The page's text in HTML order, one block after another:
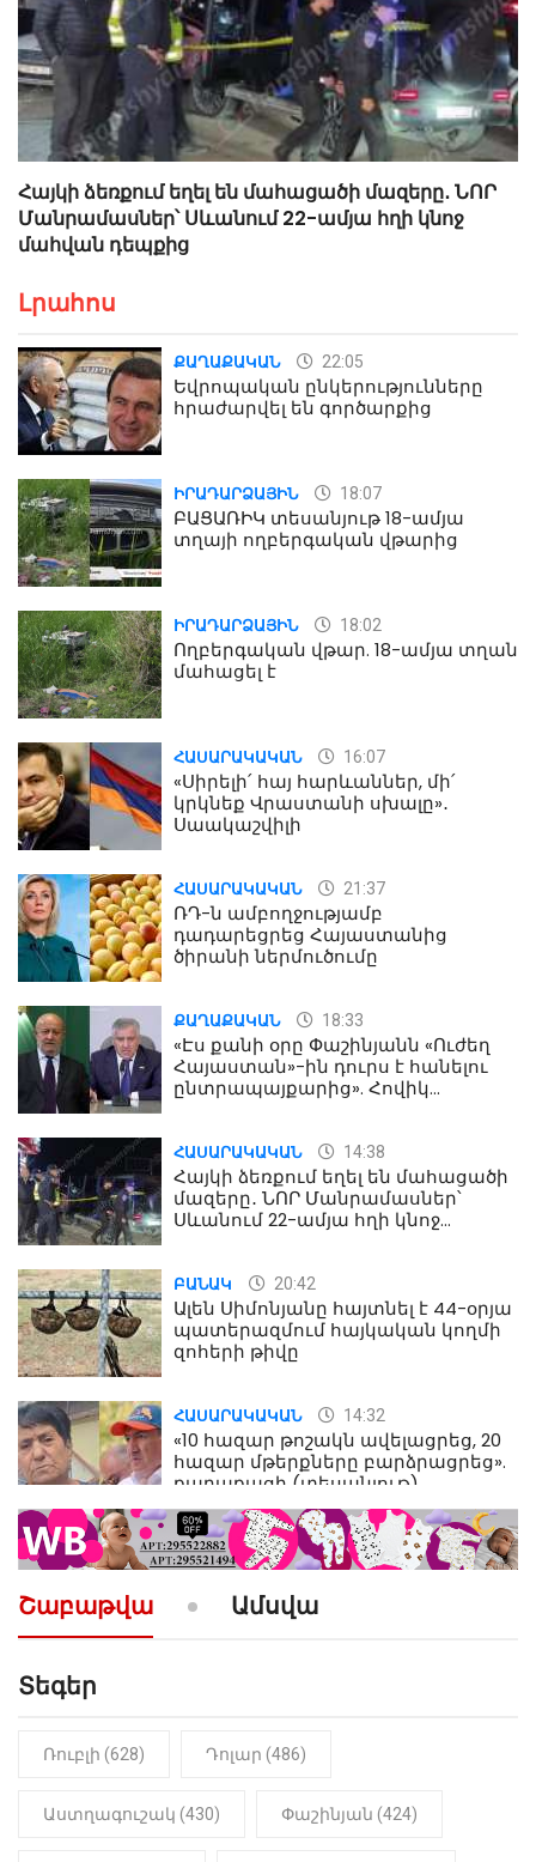
Հայկի ձեռքում եղել են մահացածի մազերը․ ՆՈՐ
Մանրամասներ՝ Սևանում 22-ամյա հղի կնոջ
մահվան դեպքից
Լրահոս
ՔԱՂԱՔԱԿԱՆ 22:05
Եվրոպական ընկերությունները
հրաժարվել են գործարքից
ԻՐԱԴԱՐՁԱՅԻՆ 18:07
ԲԱՑԱՌԻԿ տեսանյութ 18-ամյա
տղայի ողբերգական վթարից
ԻՐԱԴԱՐՁԱՅԻՆ 18:02
Ողբերգական վթար. 18-ամյա տղան
մահացել է
ՀԱՍԱՐԱԿԱԿԱՆ 16:07
«Սիրելի՛ հայ հարևաններ, մի՛
կրկնեք Վրաստանի սխալը»․
Սաակաշվիլի
ՀԱՍԱՐԱԿԱԿԱՆ 21:37
ՌԴ-ն ամբողջությամբ
դադարեցրեց Հայաստանից
ծիրանի ներմուծումը
ՔԱՂԱՔԱԿԱՆ 18:33
«Էս քանի օրը Փաշինյանն «Ուժեղ
Հայաստան»-ին դուրս է հանելու
ընտրապայքարից». Հովիկ
ՀԱՍԱՐԱԿԱԿԱՆ 14:38
Հայկի ձեռքում եղել են մահացածի
մազերը․ ՆՈՐ Մանրամասներ՝
Սևանում 22-ամյա հղի կնոջ
ԲԱՆԱԿ 20:42
Ալեն Սիմոնյանը հայտնել է 44-օրյա
պատերազմում հայկական կողմի
զոհերի թիվը
ՀԱՍԱՐԱԿԱԿԱՆ 14:32
«10 հազար թոշակն ավելացրեց, 20
հազար մթերքները բարձրացրեց».
քաղաքացի (տեսանյութ)
ՔԱՂԱՔԱԿԱՆ 10:52
«Լեզվիդ տալու փոխարեն
արտաբերիր այս երկու
նախադասությունը»․ Իշխան
Նիկոլ Փաշինյան
ԻՐԱԴԱՐՁԱՅԻՆ 22:01
Շաբաթվա Ամսվա
Տեգեր
Ռուբլի (628) Դոլար (486)
Աստղագուշակ (430) Փաշինյան (424)